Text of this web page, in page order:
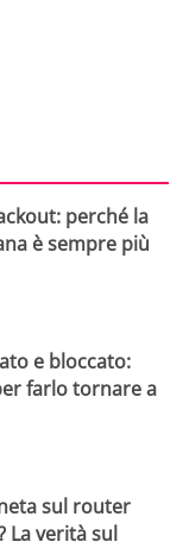
perché la
è sempre più
e bloccato:
farlo tornare a
sul router
La verità sul